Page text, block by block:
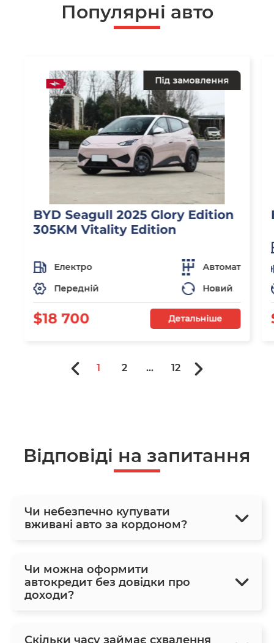
Популярнi авто
Під замовлення
BYD Seagull 2025 Glory Edition
305KM Vitality Edition
Електро
Автомат
Передній
Новий
$18 700 Детальніше
1 2 ... 12
Відповіді на запитання
Чи небезпечно купувати
вживані авто за кордоном?
Чи можна оформити
автокредит без довідки про
доходи?
Скільки часу займає схвалення